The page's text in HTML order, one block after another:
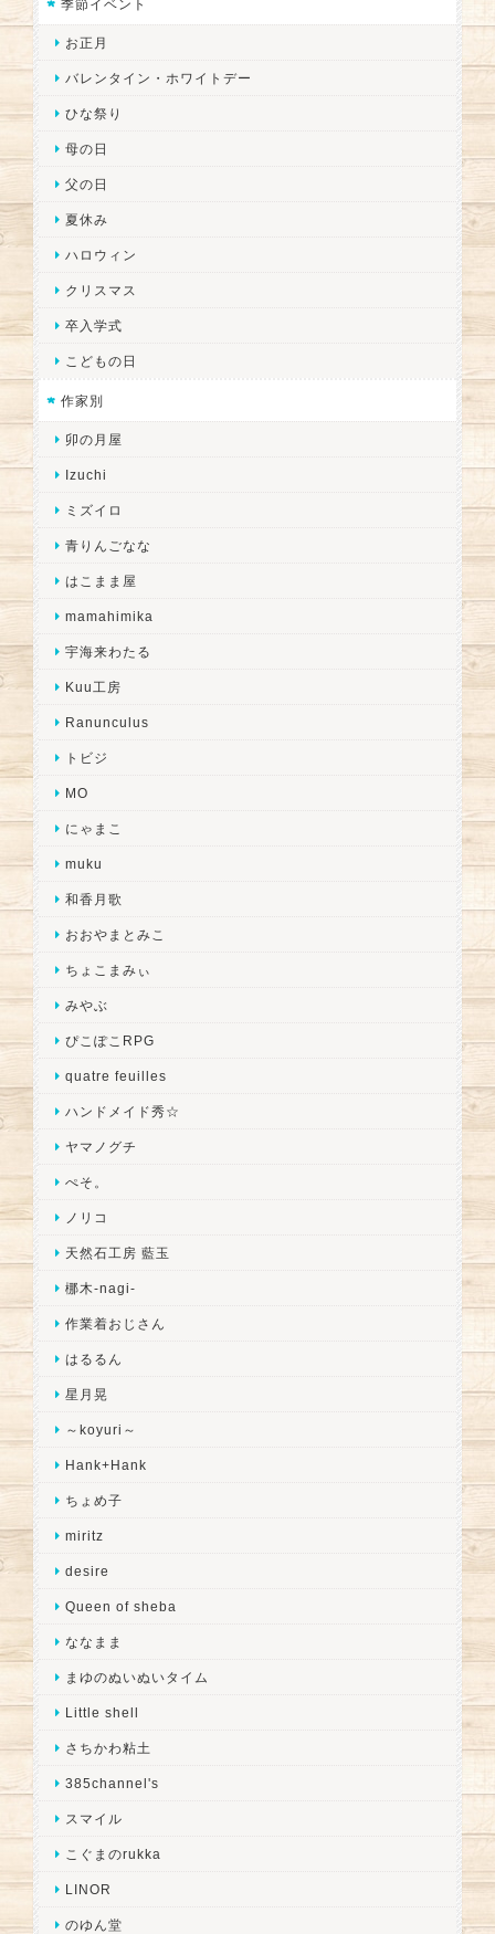
季節イベント
お正月
バレンタイン・ホワイトデー
ひな祭り
母の日
父の日
夏休み
ハロウィン
クリスマス
卒入学式
こどもの日
作家別
卯の月屋
Izuchi
ミズイロ
青りんごなな
はこまま屋
mamahimika
宇海来わたる
Kuu工房
Ranunculus
トビジ
MO
にゃまこ
muku
和香月歌
おおやまとみこ
ちょこまみぃ
みやぶ
ぴこぽこRPG
quatre feuilles
ハンドメイド秀☆
ヤマノグチ
ぺそ。
ノリコ
天然石工房 藍玉
梛木-nagi-
作業着おじさん
はるるん
星月晃
～koyuri～
Hank+Hank
ちょめ子
miritz
desire
Queen of sheba
ななまま
まゆのぬいぬいタイム
Little shell
さちかわ粘土
385channel's
スマイル
こぐまのrukka
LINOR
のゆん堂